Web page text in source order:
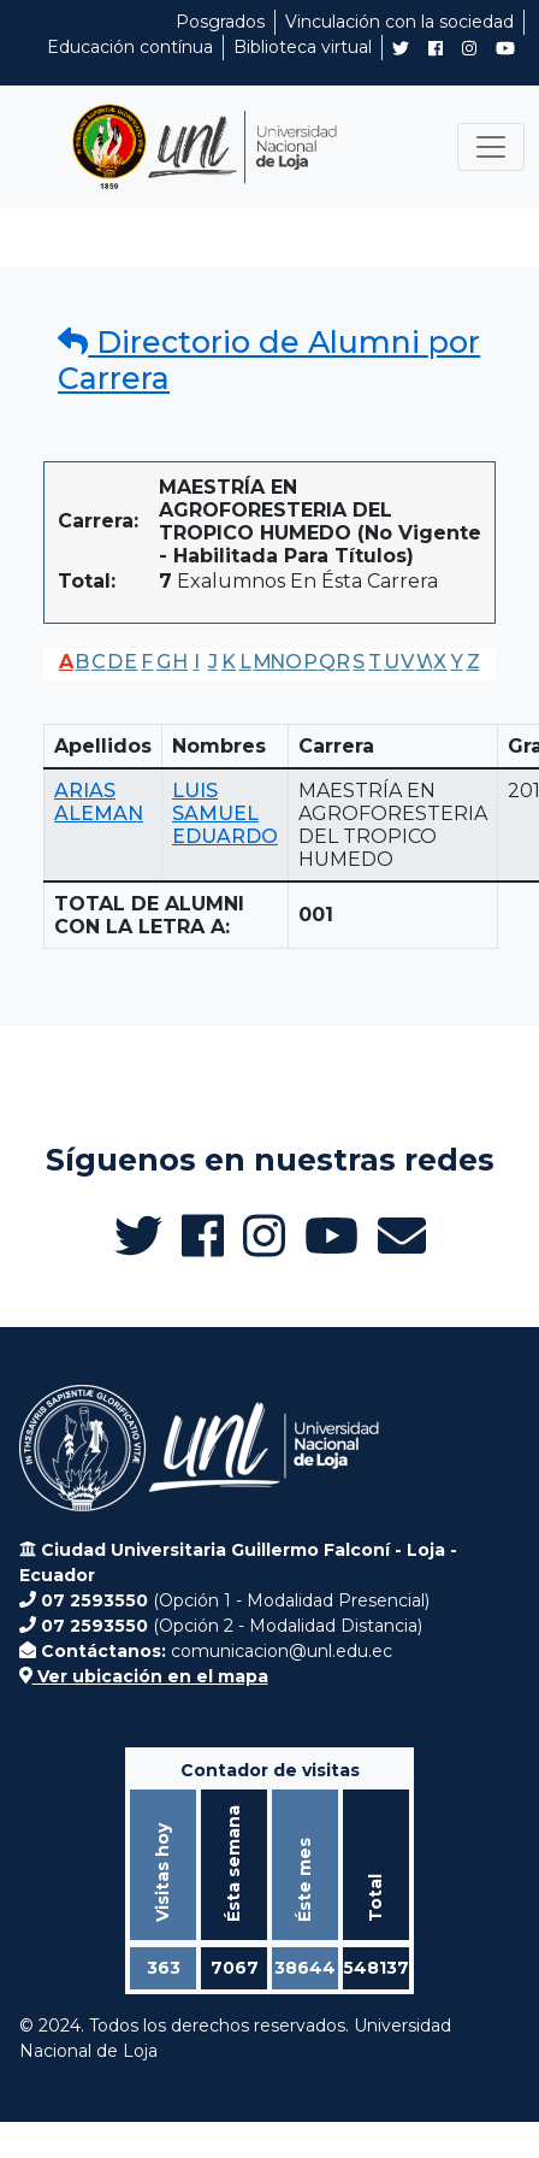
Posgrados
Vinculación con la sociedad
Educación contínua
Biblioteca virtual
Directorio de Alumni por
Carrera
Carrera:
MAESTRÍA EN
AGROFORESTERIA DEL
TROPICO HUMEDO (No Vigente
- Habilitada Para Títulos)
Total:
7 Exalumnos En Ésta Carrera
ABC DE F G H I J K LMNO PQR S T UVWX Y Z
Apellidos Nombres Carrera
ARIAS
ALEMAN
LUIS
SAMUEL
EDUARDO
MAESTRÍA EN
AGROFORESTERIA
DEL TROPICO
HUMEDO
TOTAL DE ALUMNI
CON LA LETRA A:
001
Síguenos en nuestras redes
Ciudad Universitaria Guillermo Falconí - Loja -
Ecuador
07 2593550 (Opción 1 - Modalidad Presencial)
07 2593550 (Opción 2 - Modalidad Distancia)
Contáctanos: comunicacion@unl.edu.ec
Ver ubicación en el mapa
Contador de visitas
Visitas hoy Ésta semana Éste mes Total
363 7067 38644 548137
© 2024. Todos los derechos reservados. Universidad
Nacional de Loja